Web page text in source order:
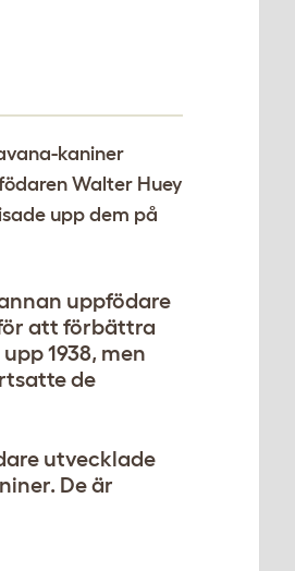
kaniner
Walter Huey
upp dem på
uppfödare
att förbättra
1938, men
de
utvecklade
De är